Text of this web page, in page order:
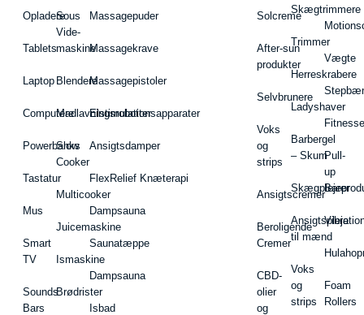
Opladere
Tablets
Laptop
Computere
Powerbanks
Tastatur
Mus
Smart
TV
Sounds
Bars
Sous
Vide-
maskine
Blendere
Madlavningsrobotter
Slow
Cooker
Multicooker
Juicemaskine
Ismaskine
Brødrister
Massagepuder
Massagekrave
Massagepistoler
Elstimulationsapparater
Ansigtsdamper
FlexRelief Knæterapi
Dampsauna
Saunatæppe
Dampsauna
Isbad
Solcreme
After-sun
produkter
Selvbrunere
Voks
og
strips
Ansigtscremer
Beroligende
Cremer
CBD-
olier
og
Skægtrimmere
Trimmer
Herreskrabere
Ladyshaver
Barbergel
– Skum
Ansigtspleje
til mænd
Voks
og
strips
Vægte
Pull-
up
Barer
Foam
Rollers